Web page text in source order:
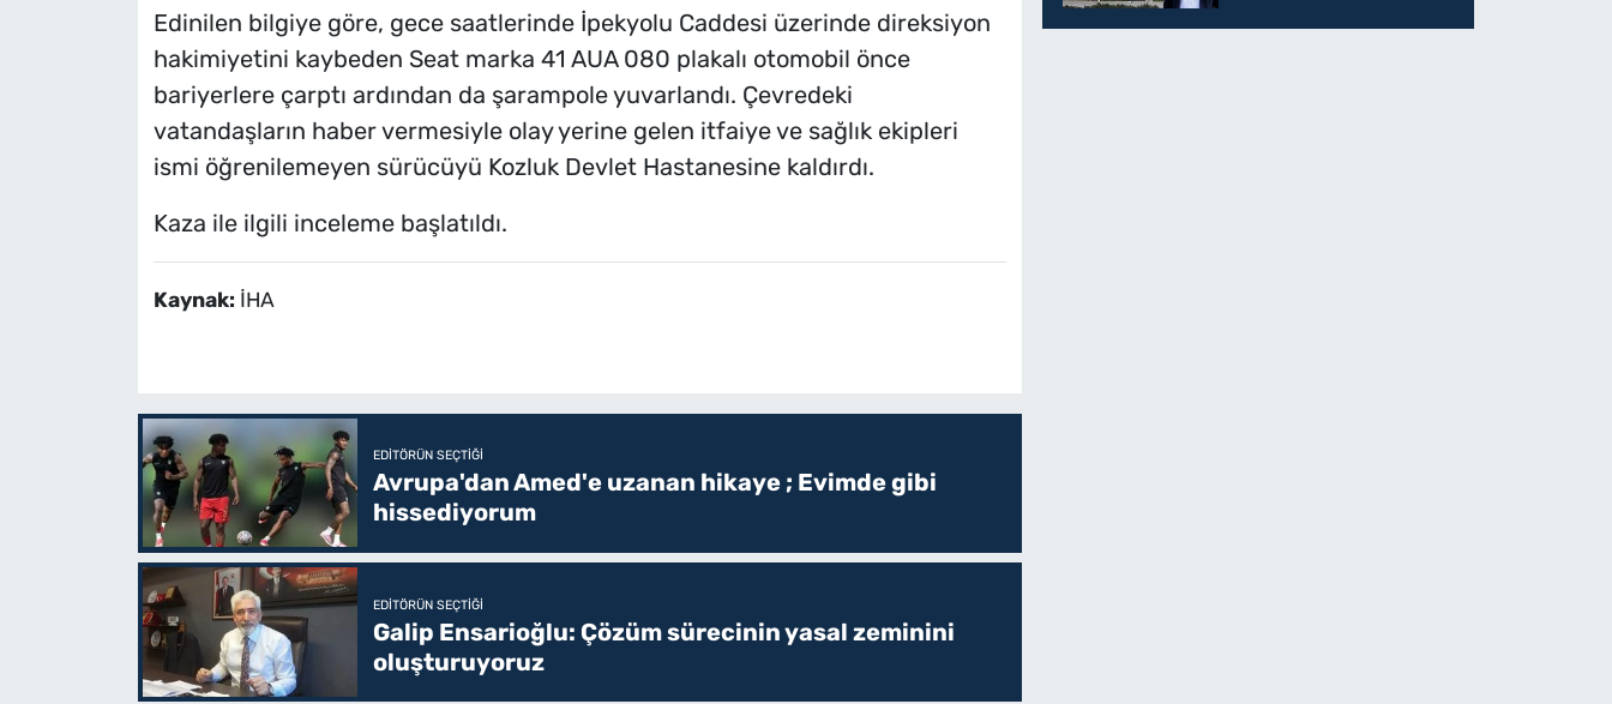
Edinilen bilgiye göre, gece saatlerinde İpekyolu Caddesi üzerinde direksiyon
hakimiyetini kaybeden Seat marka 41 AUA 080 plakalı otomobil önce
bariyerlere çarptı ardından da şarampole yuvarlandı. Çevredeki
vatandaşların haber vermesiyle olay yerine gelen itfaiye ve sağlık ekipleri
ismi öğrenilemeyen sürücüyü Kozluk Devlet Hastanesine kaldırdı.
Kaza ile ilgili inceleme başlatıldı.
Kaynak: İHA
EDITÖRÜN SEÇTIĞI
Avrupa'dan Amed'e uzanan hikaye ; Evimde gibi
hissediyorum
EDITÖRÜN SEÇTIĞI
Galip Ensarioğlu: Çözüm sürecinin yasal zeminini
oluşturuyoruz